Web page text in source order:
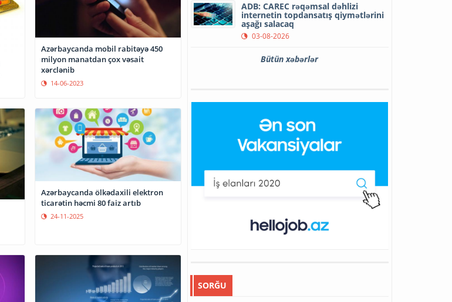
Azərbaycanda mobil rabitəyə 450
milyon manatdan çox vəsait
xərclənib
14-06-2023
Azərbaycanda ölkədaxili elektron
ticarətin həcmi 80 faiz artıb
24-11-2025
ADB: CAREC rəqəmsal dəhlizi
internetin topdansatış qiymətlərini
aşağı salacaq
03-08-2026
Bütün xəbərlər
SORĞU